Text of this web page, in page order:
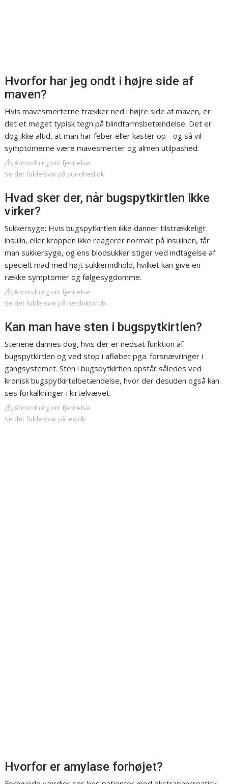
Hvorfor har jeg ondt i højre side af
maven?
Hvis mavesmerterne trækker ned i højre side af maven, er
det et meget typisk tegn på blindtarmsbetændelse. Det er
dog ikke altid, at man har feber eller kaster op - og så vil
symptomerne være mavesmerter og almen utilpashed.
Anmodning om fjernelse
Se det fulde svar på sundhed.dk
Hvad sker der, når bugspytkirtlen ikke
virker?
Sukkersyge: Hvis bugspytkirtlen ikke danner tilstrækkeligt
insulin, eller kroppen ikke reagerer normalt på insulinen, får
man sukkersyge, og ens blodsukker stiger ved indtagelse af
specielt mad med højt sukkerindhold, hvilket kan give en
række symptomer og følgesygdomme.
Anmodning om fjernelse
Se det fulde svar på netdoktor.dk
Kan man have sten i bugspytkirtlen?
Stenene dannes dog, hvis der er nedsat funktion af
bugspytkirtlen og ved stop i afløbet pga. forsnævringer i
gangsystemet. Sten i bugspytkirtlen opstår således ved
kronisk bugspytkirtelbetændelse, hvor der desuden også kan
ses forkalkninger i kirtelvævet.
Anmodning om fjernelse
Se det fulde svar på lex.dk
Hvorfor er amylase forhøjet?